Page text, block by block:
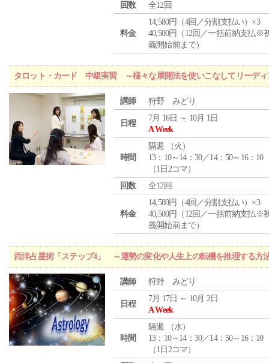
回数
全12回
料金
14,580円（4回／分割支払い）×3
40,500円（12回／一括前納支払※
義開始前まで）
タロット・カード 中級実習 ～様々な展開法を使いこなしてリーディ
講師 狩野 みどり
日程
7月 16日 ～ 10月 1日
A Week
時間
隔週 （火 ）
13：10～14：30／14：50～16：10
（1日2コマ）
回数
全12回
料金
14,580円（4回／分割支払い）×3
40,500円（12回／一括前納支払※
義開始前まで）
西洋占星術「ステップ4」 ～運勢の変化や人生上の転機を推理する方
講師 狩野 みどり
日程
7月 17日 ～ 10月 2日
A Week
時間
隔週 （水）
13：10～14：30／14：50～16：10
（1日2コマ）